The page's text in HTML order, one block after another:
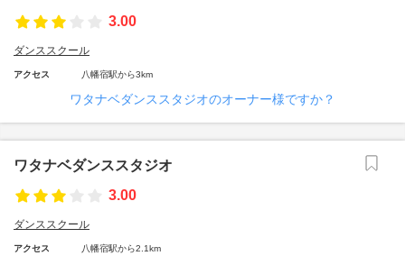
3.00
ダンススクール
アクセス 八幡宿駅から3km
ワタナベダンススタジオのオーナー様ですか？
ワタナベダンススタジオ
3.00
ダンススクール
アクセス 八幡宿駅から2.1km